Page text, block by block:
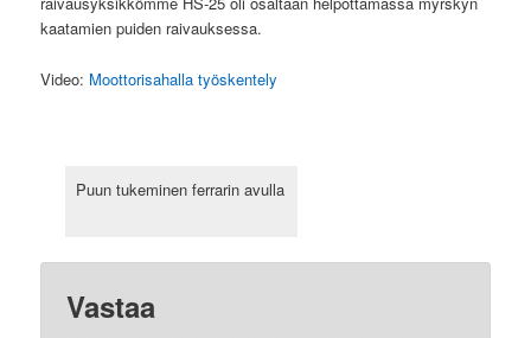
kaatamien puiden raivauksessa.
Video: Moottorisahalla työskentely
Puun tukeminen ferrarin avulla
Vastaa